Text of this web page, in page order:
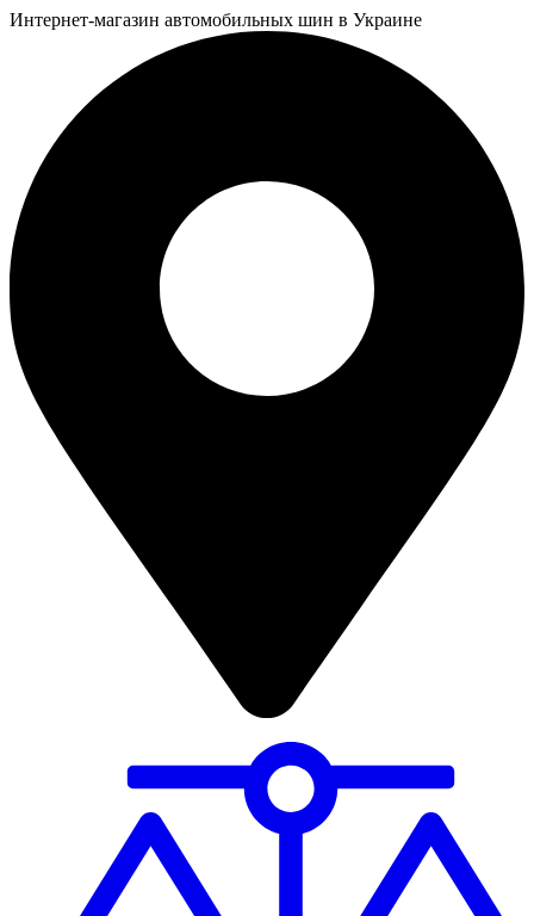
Интернет-магазин автомобильных шин в Украине